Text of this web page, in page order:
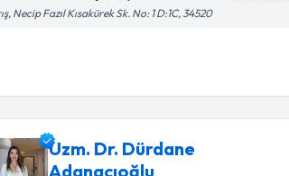
Necip Fazıl Kısakürek Sk. No: 1 D:1C, 34520
Uzm. Dr. Dürdane
Adanacıoğlu